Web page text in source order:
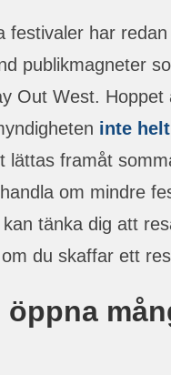
festivaler har
publikmagneter
Out West.
inte
lättas framåt
om mindre
tänka dig att
du skaffar ett